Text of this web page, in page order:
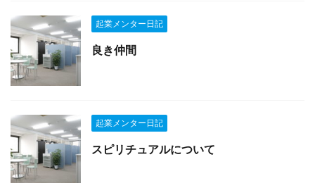
起業メンター日記
良き仲間
起業メンター日記
スピリチュアルについて